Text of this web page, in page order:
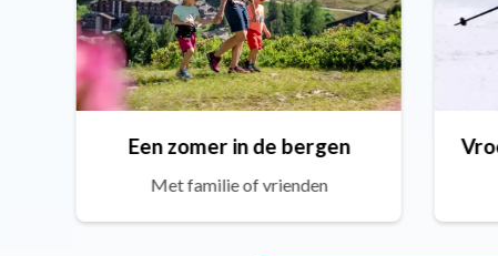
Een zomer in de bergen
Met familie of vrienden